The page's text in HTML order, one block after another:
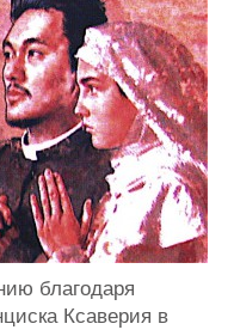
благодаря
Ксаверия в